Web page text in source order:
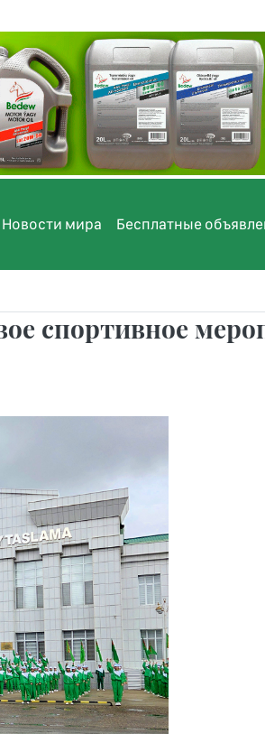
Новости мира Бесплатные
спортивное